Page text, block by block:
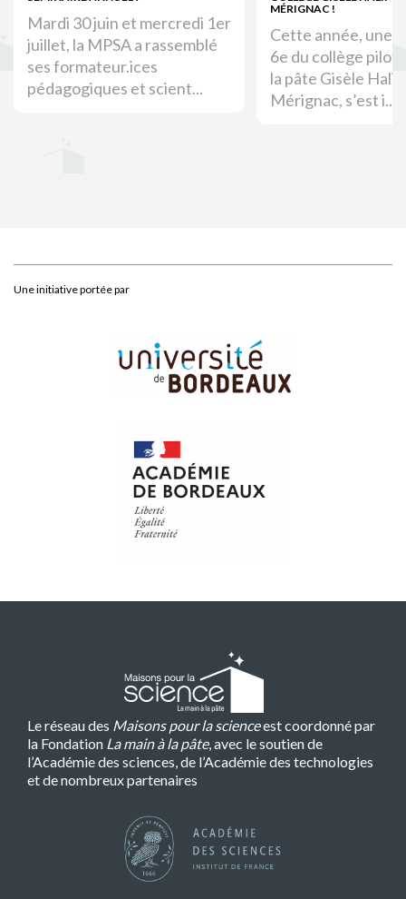
Mardi 30 juin et mercredi 1er
juillet, la MPSA a rassemblé
ses formateur.ices
pédagogiques et scient...
MÉRIGNAC !
Cette année, une
6e du collège
la pâte Gisèle
Mérignac, s’est i...
Une initiative portée par
Le réseau des Maisons pour la scienceest coordonné par
la Fondation La main à la pâte, avec le soutien de
l’Académie des sciences, de l’Académie des technologies
et de nombreux partenaires